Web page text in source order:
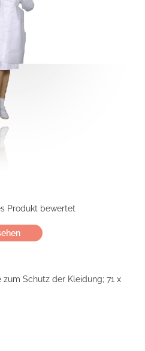
Produkt bewertet
Schutz der Kleidung; 71 x